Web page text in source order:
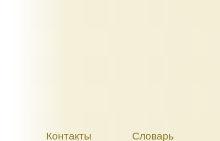
Контакты Словарь